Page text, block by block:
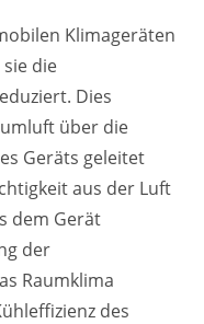
Klimageräten
die
Dies
über die
Geräts geleitet
aus der Luft
dem Gerät
der
Raumklima
des